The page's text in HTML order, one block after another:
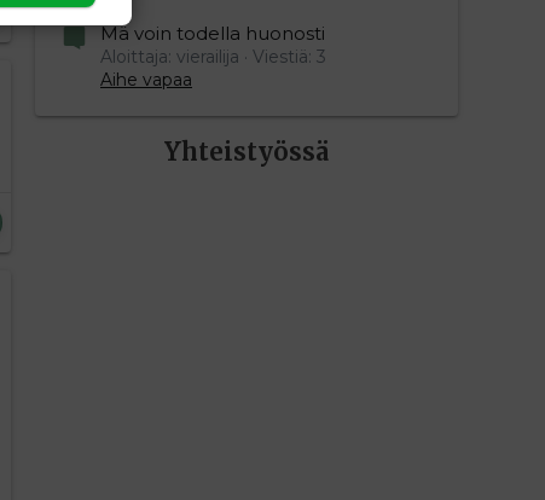
Mä voin todella huonosti
Aloittaja: vierailija
Viestiä: 3
Aihe vapaa
Yhteistyössä